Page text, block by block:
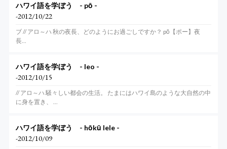
ハワイ語を学ぼう - pō -
-2012/10/22
ブ // アロ～ハ 秋の夜長、どのようにお過ごしですか？ pō【ポー】夜
長...
ハワイ語を学ぼう - leo -
-2012/10/15
// アロ～ハ 騒々しい都会の生活。 たまにはハワイ島のような大自然の中
に身を置き、 ...
ハワイ語を学ぼう - hōkū lele -
-2012/10/09